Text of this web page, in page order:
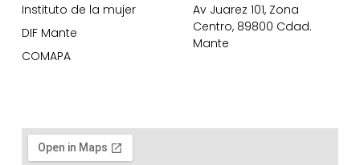
Instituto de la mujer
DIF Mante
COMAPA
Av Juarez 101, Zona
Centro, 89800 Cdad.
Mante